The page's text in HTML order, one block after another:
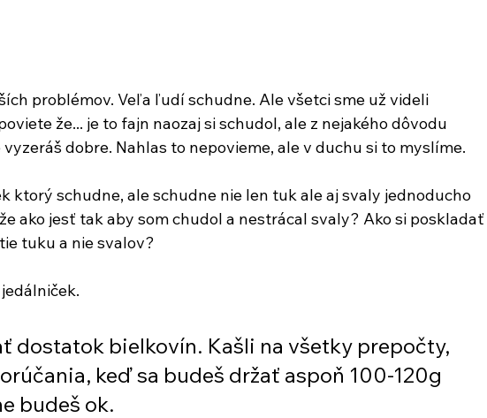
problémov. Veľa ľudí schudne. Ale všetci sme už videli
že... je to fajn naozaj si schudol, ale z nejakého dôvodu
dobre. Nahlas to nepovieme, ale v duchu si to myslíme.
ktorý schudne, ale schudne nie len tuk ale aj svaly jednoducho
ako jesť tak aby som chudol a nestrácal svaly? Ako si
tuku a nie svalov?
dostatok bielkovín. Kašli na všetky prepočty,
keď sa budeš držať aspoň 100-120g
budeš ok.